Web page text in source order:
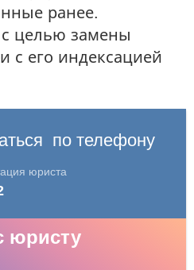
ранее.
целью замены
с его индексацией